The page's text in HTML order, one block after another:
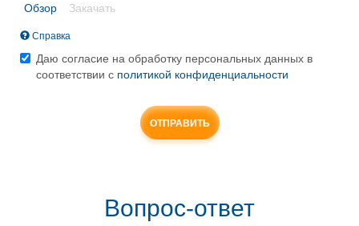
Обзор Закачать
Справка
размер
файла:
Даю согласие на обработку персональных данных в
соответствии с политикой конфиденциальности
ОТПРАВИТЬ
Вопрос-ответ